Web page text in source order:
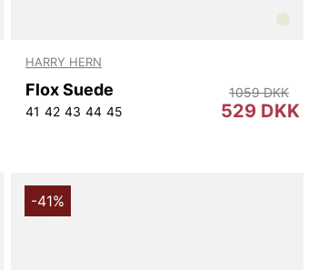
HARRY HERN
Flox Suede
41 42 43 44 45 529 DKK
1059 DKK
-41%